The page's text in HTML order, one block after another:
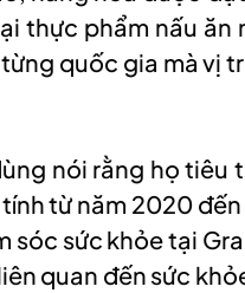
thực phẩm nấu
quốc gia mà vị
nói rằng họ tiêu
từ năm 2020
sóc sức khỏe tại
quan đến sức